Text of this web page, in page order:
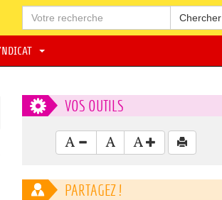
Chercher
VOS OUTILS
PARTAGEZ !